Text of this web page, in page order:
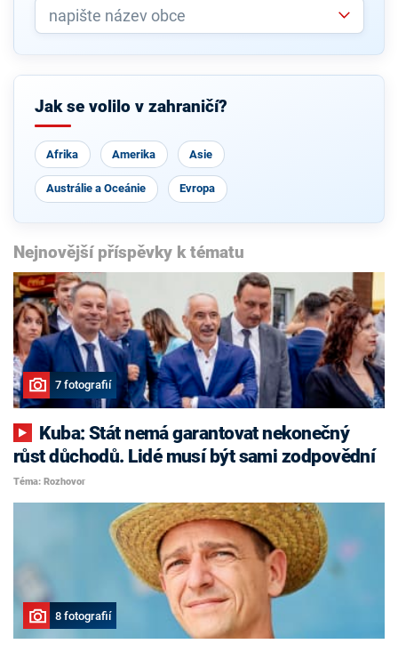
Jak se volilo v zahraničí?
Afrika Amerika Asie
Austrálie a Oceánie Evropa
Nejnovější příspěvky k tématu
7 fotografií
růst důchodů. Lidé musí být sami zodpovědní
Téma: Rozhovor
8 fotografií